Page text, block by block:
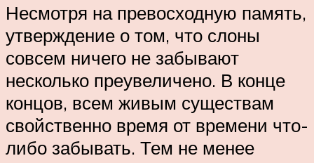
Несмотря на превосходную память,
утверждение о том, что слоны
совсем ничего не забывают
несколько преувеличено. В конце
концов, всем живым существам
свойственно время от времени что-
либо забывать. Тем не менее